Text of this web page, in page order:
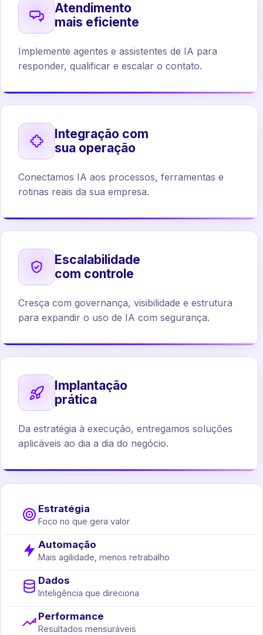
Atendimento
mais eficiente
Implemente agentes e assistentes de IA para
responder, qualificar e escalar o contato.
Integração com
sua operação
Conectamos IA aos processos, ferramentas e
rotinas reais da sua empresa.
Escalabilidade
com controle
Cresça com governança, visibilidade e estrutura
para expandir o uso de IA com segurança.
Implantação
prática
Da estratégia à execução, entregamos soluções
aplicáveis ao dia a dia do negócio.
Estratégia
Foco no que gera valor
Automação
Mais agilidade, menos retrabalho
Dados
Inteligência que direciona
Performance
Resultados mensuráveis